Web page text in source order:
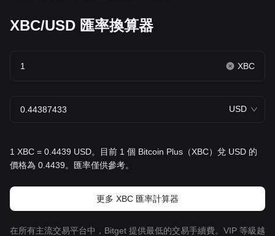
XBC/USD 匯率換算器
XBC
USD
1 XBC = 0.4439 USD。目前 1 個 Bitcoin Plus（XBC）兌 USD 的
價格為 0.4439。匯率僅供參考。
更多 XBC 匯率計算器
在所有主流交易平台中，Bitget 提供最低的交易手續費。VIP 等級越